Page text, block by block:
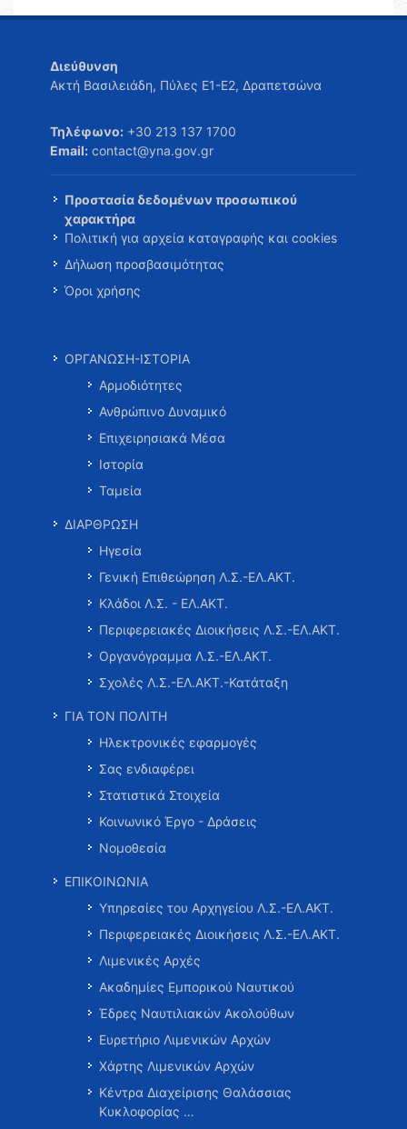
Διεύθυνση
Ακτή Βασιλειάδη, Πύλες Ε1-Ε2, Δραπετσώνα
Τηλέφωνο: +30 213 137 1700
Email: contact@yna.gov.gr
Προστασία δεδομένων προσωπικού
χαρακτήρα
Πολιτική για αρχεία καταγραφής και cookies
Δήλωση προσβασιμότητας
Όροι χρήσης
ΟΡΓΑΝΩΣΗ-ΙΣΤΟΡΙΑ
Αρμοδιότητες
Ανθρώπινο Δυναμικό
Επιχειρησιακά Μέσα
Ιστορία
Ταμεία
ΔΙΑΡΘΡΩΣΗ
Ηγεσία
Γενική Επιθεώρηση Λ.Σ.-ΕΛ.ΑΚΤ.
Κλάδοι Λ.Σ. - ΕΛ.ΑΚΤ.
Περιφερειακές Διοικήσεις Λ.Σ.-ΕΛ.ΑΚΤ.
Οργανόγραμμα Λ.Σ.-ΕΛ.ΑΚΤ.
Σχολές Λ.Σ.-ΕΛ.ΑΚΤ.-Κατάταξη
ΓΙΑ ΤΟΝ ΠΟΛΙΤΗ
Ηλεκτρονικές εφαρμογές
Σας ενδιαφέρει
Στατιστικά Στοιχεία
Κοινωνικό Έργο - Δράσεις
Νομοθεσία
ΕΠΙΚΟΙΝΩΝΙΑ
Υπηρεσίες του Αρχηγείου Λ.Σ.-ΕΛ.ΑΚΤ.
Περιφερειακές Διοικήσεις Λ.Σ.-ΕΛ.ΑΚΤ.
Λιμενικές Αρχές
Ακαδημίες Εμπορικού Ναυτικού
Έδρες Ναυτιλιακών Ακολούθων
Ευρετήριο Λιμενικών Αρχών
Χάρτης Λιμενικών Αρχών
Κέντρα Διαχείρισης Θαλάσσιας
Κυκλοφορίας …